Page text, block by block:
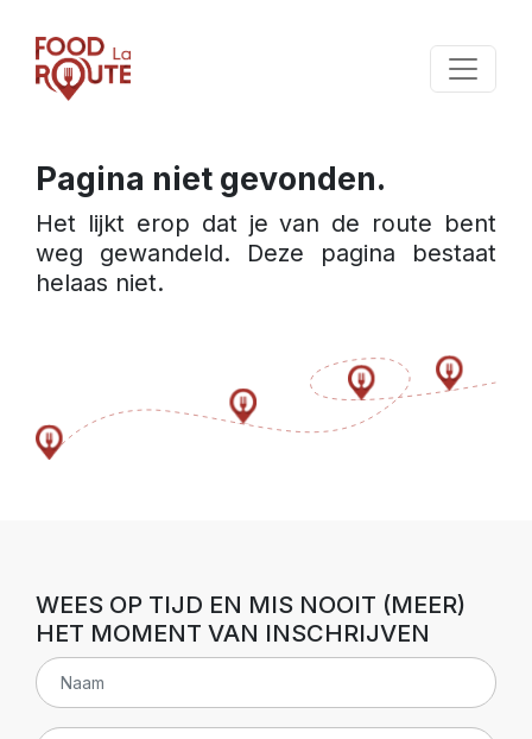
Pagina niet gevonden.
Het lijkt erop dat je van de route bent
weg gewandeld. Deze pagina bestaat
helaas niet.
WEES OP TIJD EN MIS NOOIT (MEER)
HET MOMENT VAN INSCHRIJVEN